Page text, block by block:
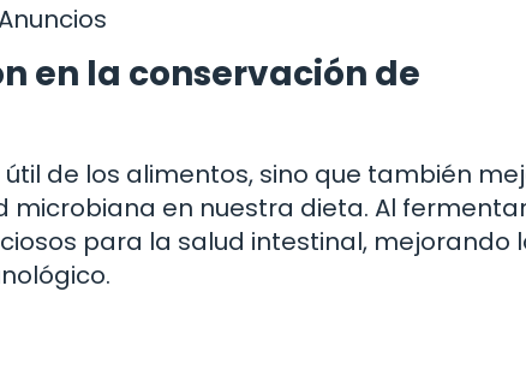
en la conservación de
de los alimentos, sino que también
microbiana en nuestra dieta. Al
para la salud intestinal, mejorando